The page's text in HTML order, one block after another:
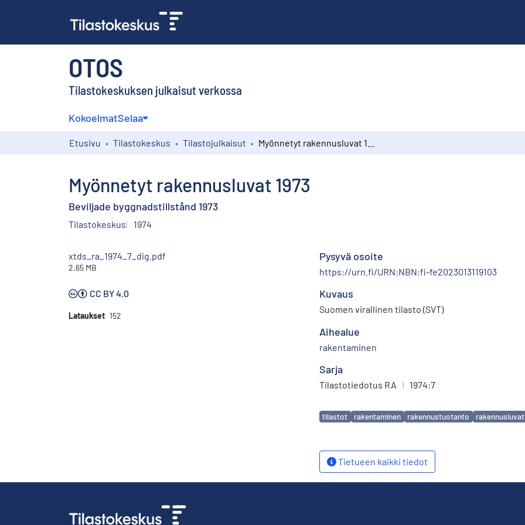
OTOS
Tilastokeskuksen julkaisut verkossa
KokoelmatSelaa
Etusivu Tilastokeskus Tilastojulkaisut
Myönnetyt rakennusluvat 1973
Beviljade byggnadstillstånd 1973
Tilastokeskus 1974
xtds_ra_1974_7_dig.pdf
2.65 MB
CC BY 4.0
Lataukset 152
Pysyvä osoite
https://urn.fi/URN:NBN:fi-fe2023013119103
Kuvaus
Suomen virallinen tilasto (SVT)
Aihealue
rakentaminen
Sarja
Tilastotiedotus RA | 1974:7
Avainsanat
tilastot rakentaminen rakennustuotanto rakennusluvat
Tietueen kaikki tiedot